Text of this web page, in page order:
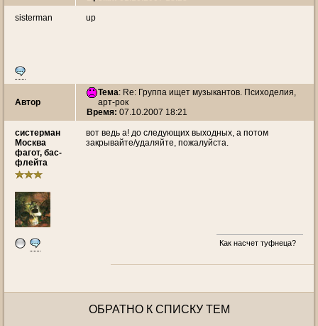
sisterman up
Автор
Тема: Re: Группа ищет музыкантов. Психоделия,
арт-рок
Время: 07.10.2007 18:21
систерман
Москва
фагот, бас-
флейта
вот ведь а! до следующих выходных, а потом
закрывайте/удаляйте, пожалуйста.
Как насчет туфнеца?
ОБРАТНО К СПИСКУ ТЕМ